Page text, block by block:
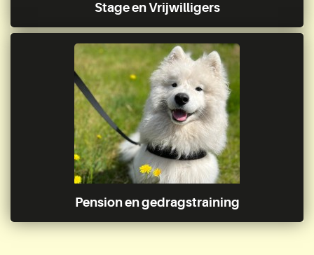
Stage en Vrijwilligers
Pension en gedragstraining